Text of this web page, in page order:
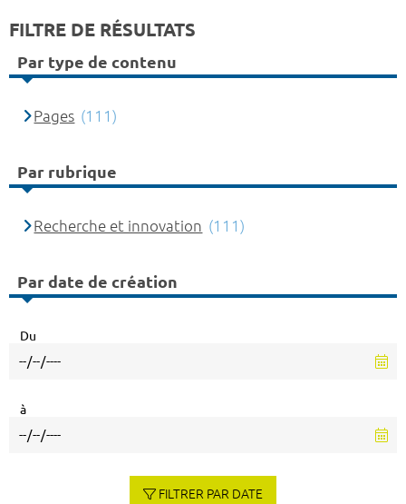
FILTRE DE RÉSULTATS
Par type de contenu
Pages (111)
Par rubrique
Recherche et innovation (111)
Par date de création
Du
à
FILTRER PAR DATE